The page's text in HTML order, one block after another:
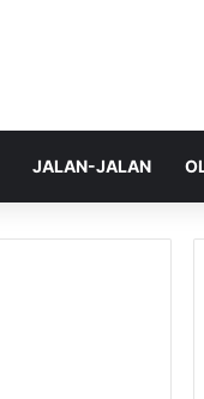
JALAN-JALAN